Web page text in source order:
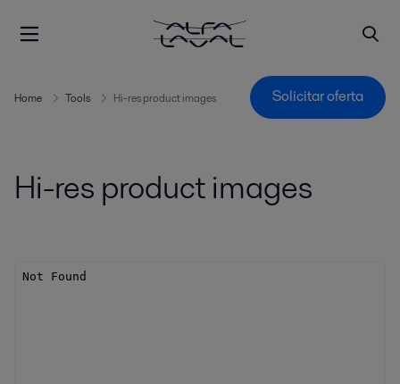
Home Tools Hi-res product images Solicitar oferta
Hi-res product images